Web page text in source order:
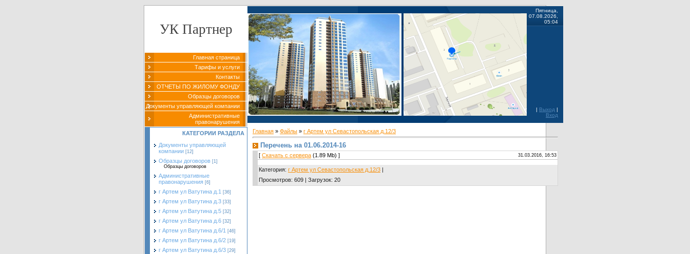
УК Партнер
Главная страница
Тарифы и услуги
Контакты
ОТЧЕТЫ ПО ЖИЛОМУ ФОНДУ
Образцы договоров
Документы управляющей компании
Административные
правонарушения
КАТЕГОРИИ РАЗДЕЛА
Документы управляющей
компании [12]
Образцы договоров [1]
Образцы договоров
Административные
правонарушения [6]
г Артем ул Ватутина д.1 [36]
г Артем ул Ватутина д.3 [33]
г Артем ул Ватутина д.5 [32]
г Артем ул Ватутина д.6 [32]
г Артем ул Ватутина д.6/1 [46]
г Артем ул Ватутина д.6/2 [19]
г Артем ул Ватутина д.6/3 [29]
Пятница,
07.08.2026,
05:04
| Выход |
Вход
Главная » Файлы » г Артем ул Севастопольская д.12/3
Перечень на 01.06.2014-16
[ Скачать с сервера (1.89 Mb) ] 31.03.2016, 16:53
Категория: г Артем ул Севастопольская д.12/3 |
Просмотров: 609 | Загрузок: 20